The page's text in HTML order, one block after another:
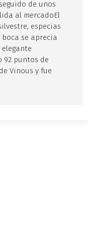
de unos
al mercadoEl
especias
se aprecia
92 puntos de
Vinous y fue